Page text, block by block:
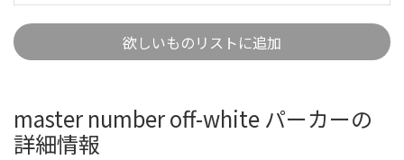
欲しいものリストに追加
master number off-white パーカーの
詳細情報